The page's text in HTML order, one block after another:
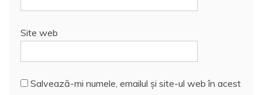
Site web
Salvează-mi numele, emailul și site-ul web în acest